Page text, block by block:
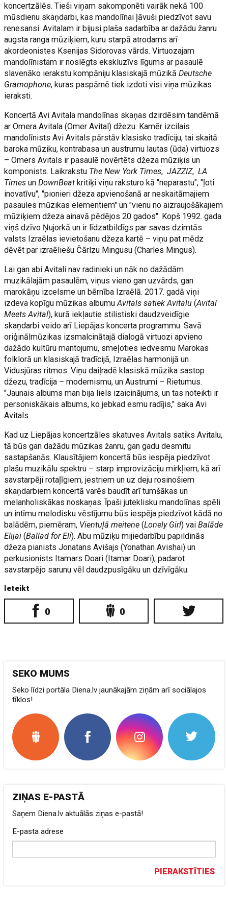
koncertzālēs. Tieši viņam sakomponēti vairāk nekā 100
mūsdienu skaņdarbi, kas mandolīnai ļāvuši piedzīvot savu
renesansi. Avitalam ir bijusi plaša sadarbība ar dažādu žanru
augsta ranga mūziķiem, kuru starpā atrodams arī
akordeonistes Ksenijas Sidorovas vārds. Virtuozajam
mandolīnistam ir noslēgts ekskluzīvs līgums ar pasaulē
slavenāko ierakstu kompāniju klasiskajā mūzikāDeutsche
Gramophone, kuras paspārnē tiek izdoti visi viņa mūzikas
ieraksti.
Koncertā Avi Avitala mandolīnas skaņas dzirdēsim tandēmā
ar Omera Avitala (Omer Avital) džezu. Kamēr izcilais
mandolīnists Avi Avitals pārstāv klasisko tradīciju, tai skaitā
baroka mūziku, kontrabasa un austrumu lautas (ūda) virtuozs
– Omers Avitals ir pasaulē novērtēts džeza mūziķis un
komponists. Laikrakstu The New York Times,JAZZIZ,LA
TimesunDownBeatkritiķi viņu raksturo kā "neparastu", "ļoti
inovatīvu", "pionieri džeza apvienošanā ar neskaitāmajiem
pasaules mūzikas elementiem" un "vienu no aizraujošākajiem
mūziķiem džeza ainavā pēdējos 20 gados". Kopš 1992. gada
viņš dzīvo Ņujorkā un ir līdzatbildīgs par savas dzimtās
valsts Izraēlas ievietošanu džeza kartē – viņu pat mēdz
dēvēt par izraēliešu Čārlzu Mingusu (Charles Mingus).
Lai gan abi Avitali nav radinieki un nāk no dažādām
muzikālajām pasaulēm, viņus vieno gan uzvārds, gan
marokāņu izcelsme un bērnība Izraēlā. 2017. gadā viņi
izdeva kopīgu mūzikas albumuAvitals satiek Avitalu(Avital
Meets Avital), kurā iekļautie stilistiski daudzveidīgie
skaņdarbi veido arī Liepājas koncerta programmu. Savā
oriģinālmūzikas izsmalcinātajā dialogā virtuozi apvieno
dažādo kultūru mantojumu, smeļoties iedvesmu Marokas
folklorā un klasiskajā tradīcijā, Izraēlas harmonijā un
Vidusjūras ritmos. Viņu daiļradē klasiskā mūzika sastop
džezu, tradīcija – modernismu, un Austrumi – Rietumus.
"Jaunais albums man bija liels izaicinājums, un tas noteikti ir
personiskākais albums, ko jebkad esmu radījis," saka Avi
Avitals.
Kad uz Liepājas koncertzāles skatuves Avitals satiks Avitalu,
tā būs gan dažādu mūzikas žanru, gan gadu desmitu
sastapšanās. Klausītājiem koncertā būs iespēja piedzīvot
plašu muzikālu spektru – starp improvizāciju mirkļiem, kā arī
savstarpēji rotaļīgiem, jestriem un uz deju rosinošiem
skaņdarbiem koncertā varēs baudīt arī tumšākas un
melanholiskākas noskaņas. Īpaši juteklisku mandolīnas spēli
un intīmu melodisku vēstījumu būs iespēja piedzīvot kādā no
balādēm, piemēram, Vientuļā meitene (Lonely Girl) vaiBalāde
Elijai (Ballad for Eli). Abu mūziķu mijiedarbību papildinās
džeza pianists Jonatans Avišajs (Yonathan Avishai) un
perkusionists Itamars Doari (Itamar Doari), padarot
savstarpējo sarunu vēl daudzpusīgāku un dzīvīgāku.
Ieteikt
0 0
SEKO MUMS
Seko līdzi portāla Diena.lv jaunākajām ziņām arī sociālajos
tīklos!
ZIŅAS E-PASTĀ
Saņem Diena.lv aktuālās ziņas e-pastā!
E-pasta adrese
PIERAKSTĪTIES